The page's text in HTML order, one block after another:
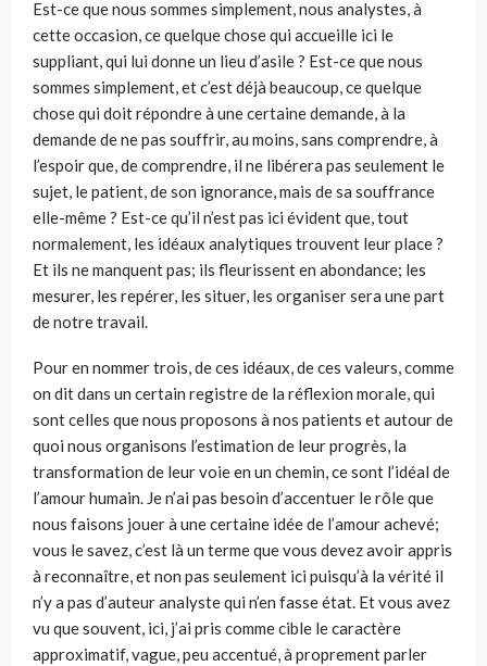
Est-ce que nous sommes simplement, nous analystes, à
cette occasion, ce quelque chose qui accueille ici le
suppliant, qui lui donne un lieu d’asile ? Est-ce que nous
sommes simplement, et c’est déjà beaucoup, ce quelque
chose qui doit répondre à une certaine demande, à la
demande de ne pas souffrir, au moins, sans comprendre, à
l’espoir que, de com­prendre, il ne libérera pas seulement le
sujet, le patient, de son ignorance, mais de sa souffrance
elle-même ? Est-ce qu’il n’est pas ici évident que, tout
normalement, les idéaux analytiques trouvent leur place ?
Et ils ne manquent pas; ils fleurissent en abondance; les
mesurer, les repérer, les situer, les organiser sera une part
de notre travail.
Pour en nommer trois, de ces idéaux, de ces valeurs, comme
on dit dans un certain registre de la réflexion morale, qui
sont celles que nous proposons à nos patients et autour de
quoi nous organisons l’estimation de leur progrès, la
transformation de leur voie en un chemin, ce sont l’idéal de
l’amour humain. Je n’ai pas besoin d’accentuer le rôle que
nous faisons jouer à une certaine idée de l’amour achevé;
vous le savez, c’est là un terme que vous devez avoir appris
à reconnaître, et non pas seule­ment ici puisqu’à la vérité il
n’y a pas d’auteur analyste qui n’en fasse état. Et vous avez
vu que souvent, ici, j’ai pris comme cible le caractère
approximatif, vague, peu accentué, à proprement parler